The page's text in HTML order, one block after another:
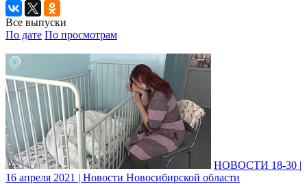
Все выпуски
По дате По просмотрам
НОВОСТИ 18-30 |
16 апреля 2021 | Новости Новосибирской области